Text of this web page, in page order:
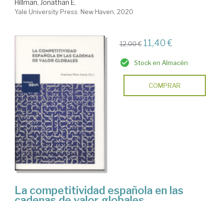
Hillman, Jonathan E.
Yale University Press. New Haven, 2020
12,00 € 11,40 €
Stock en Almacén
COMPRAR
La competitividad española en las